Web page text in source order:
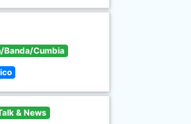
Banda/Cumbia
& News